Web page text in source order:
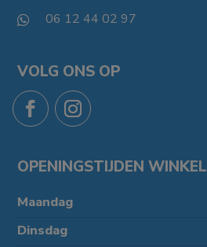
 06 12 44 02 97
VOLG ONS OP
OPENINGSTIJDEN WINKEL
Maandag
Dinsdag